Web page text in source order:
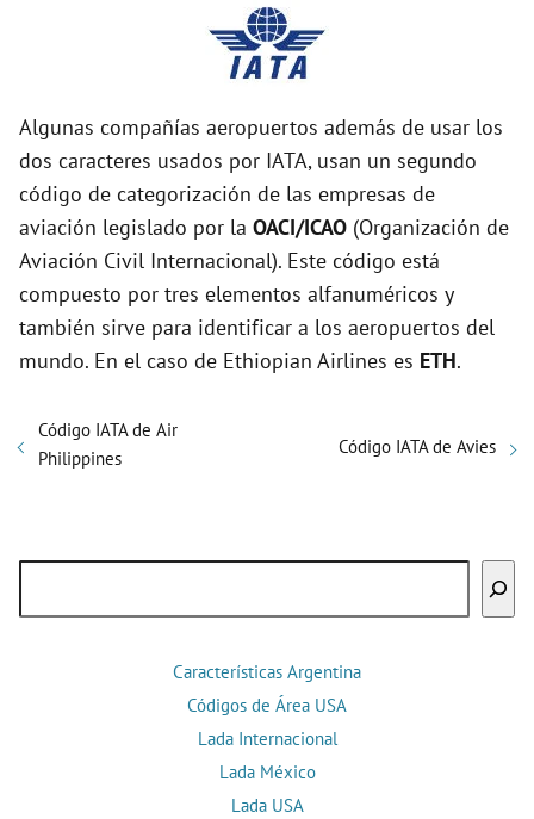
Algunas compañías aeropuertos además de usar los
dos caracteres usados por IATA, usan un segundo
código de categorización de las empresas de
aviación legislado por la OACI/ICAO (Organización de
Aviación Civil Internacional). Este código está
compuesto por tres elementos alfanuméricos y
también sirve para identificar a los aeropuertos del
mundo. En el caso de Ethiopian Airlines es ETH.
Código IATA de Air
Philippines
Código IATA de Avies
Características Argentina
Códigos de Área USA
Lada Internacional
Lada México
Lada USA